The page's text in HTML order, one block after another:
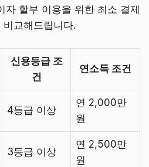
자 할부 이용을 위한 최소 결제
교해드립니다.
신용등급 조
건
연소득 조건
4등급 이상
연 2,000만
원
3등급 이상
연 2,500만
원